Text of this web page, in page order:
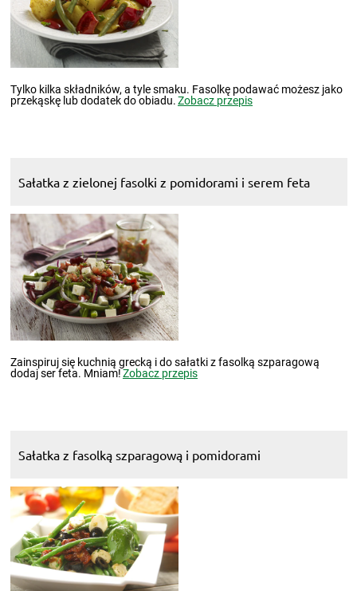
Tylko kilka składników, a tyle smaku. Fasolkę podawać możesz jako
przekąskę lub dodatek do obiadu.Zobacz przepis
Sałatka z zielonej fasolki z pomidorami i serem feta
Zainspiruj się kuchnią grecką i do sałatki z fasolką szparagową
dodaj ser feta. Mniam!Zobacz przepis
Sałatka z fasolką szparagową i pomidorami